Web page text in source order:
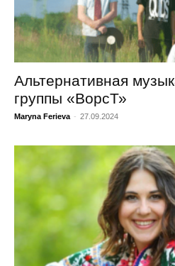
Альтернативная
группы «ВорсТ»
Maryna Ferieva - 27.09.2024